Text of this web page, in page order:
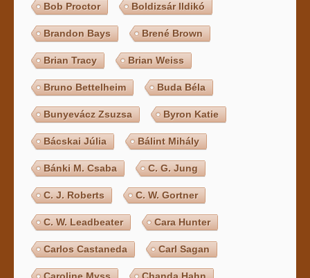
Bob Proctor Boldizsár Ildikó
Brandon Bays Brené Brown
Brian Tracy Brian Weiss
Bruno Bettelheim Buda Béla
Bunyevácz Zsuzsa Byron Katie
Bácskai Júlia Bálint Mihály
Bánki M. Csaba C. G. Jung
C. J. Roberts C. W. Gortner
C. W. Leadbeater Cara Hunter
Carlos Castaneda Carl Sagan